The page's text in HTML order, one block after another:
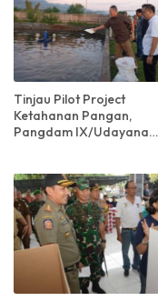
Tinjau Pilot Project
Ketahanan Pangan,
Pangdam IX/Udayana